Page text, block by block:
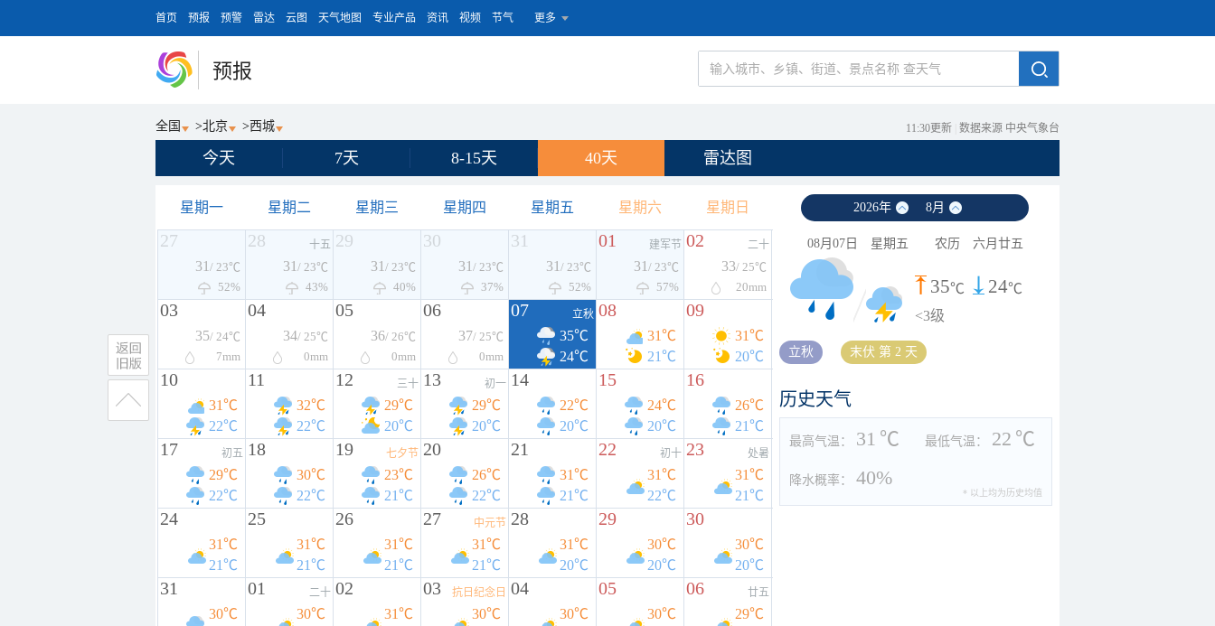
首页 预报 预警 雷达 云图 天气地图 专业产品 资讯 视频 节气 更多
预报
全国 >北京 >西城 11:30更新 数据来源 中央气象台
今天 7天 8-15天 40天 雷达图
星期一 星期二 星期三 星期四 星期五 星期六 星期日
27
31 / 23℃
52%
28 十五
31 / 23℃
43%
29
31 / 23℃
40%
30
31 / 23℃
37%
31
31 / 23℃
52%
01 建军节
31 / 23℃
57%
02 二十
33/ 25℃
20mm
03
35/ 24℃
7mm
04
34/ 25℃
0mm
05
36/ 26℃
0mm
06
37/ 25℃
0mm
07 立秋
35℃
24℃
08
31℃
21℃
09
31℃
20℃
10
31℃
22℃
11
32℃
22℃
12 三十
29℃
20℃
13 初一
29℃
20℃
14
22℃
20℃
15
24℃
20℃
16
26℃
21℃
17 初五
29℃
22℃
18
30℃
22℃
19 七夕节
23℃
21℃
20
26℃
22℃
21
31℃
21℃
22 初十
31℃
22℃
23 处暑
31℃
21℃
24
31℃
21℃
25
31℃
21℃
26
31℃
21℃
27 中元节
31℃
21℃
28
31℃
20℃
29
30℃
20℃
30
30℃
20℃
31
30℃
01 二十
30℃
02
31℃
03 抗日纪念日
30℃
04
30℃
05
30℃
06 廿五
29℃
2026年 8月
08月07日 星期五 农历 六月廿五
35℃ 24℃
<3级
立秋 末伏 第 2 天
历史天气
最高气温： 31 ℃ 最低气温： 22 ℃
降水概率： 40%
* 以上均为历史均值